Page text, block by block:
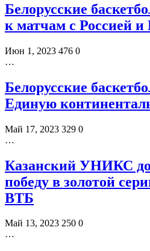
Белорусские
к матчам с Россией и
Июн 1, 2023 476 0
…
Белорусские
Единую
Май 17, 2023 329 0
…
Казанский УНИКС
победу в золотой
ВТБ
Май 13, 2023 250 0
…